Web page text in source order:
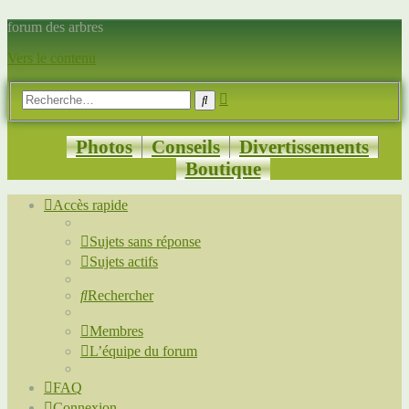
forum des arbres
Vers le contenu
Rechercher
Photos Conseils
Divertissements
Boutique
Accès rapide
Sujets sans réponse
Sujets actifs
Rechercher
Membres
L’équipe du forum
FAQ